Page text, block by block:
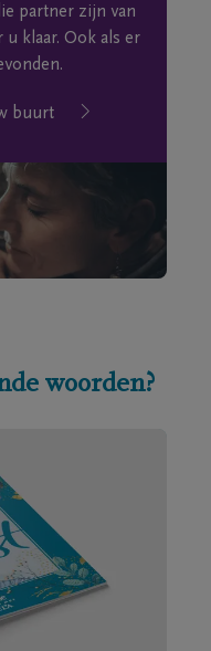
partner zijn van
u klaar. Ook als er
buurt
woorden?